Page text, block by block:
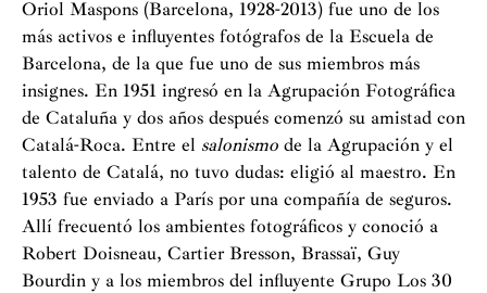
Oriol Maspons (Barcelona, 1928-2013) fue uno de los
más activos e influyentes fotógrafos de la Escuela de
Barcelona, de la que fue uno de sus miembros más
insignes. En 1951 ingresó en la Agrupación Fotográfica
de Cataluña y dos años después comenzó su amistad con
Catalá-Roca. Entre el salonismo de la Agrupación y el
talento de Catalá, no tuvo dudas: eligió al maestro. En
1953 fue enviado a París por una compañía de seguros.
Allí frecuentó los ambientes fotográficos y conoció a
Robert Doisneau, Cartier Bresson, Brassaï, Guy
Bourdin y a los miembros del influyente Grupo Los 30